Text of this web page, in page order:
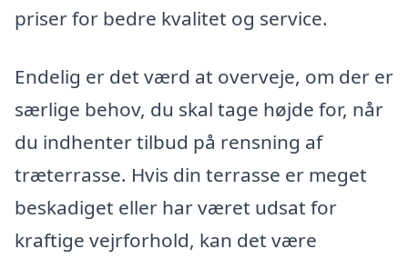
priser for bedre kvalitet og service.
Endelig er det værd at overveje, om der er
særlige behov, du skal tage højde for, når
du indhenter tilbud på rensning af
træterrasse. Hvis din terrasse er meget
beskadiget eller har været udsat for
kraftige vejrforhold, kan det være